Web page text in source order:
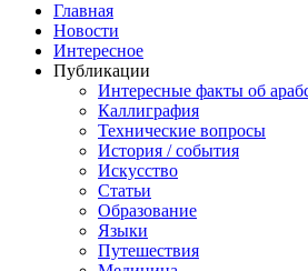
Главная
Новости
Интересное
Публикации
Интересные факты об
Каллиграфия
Технические вопросы
История / события
Искусство
Статьи
Образование
Языки
Путешествия